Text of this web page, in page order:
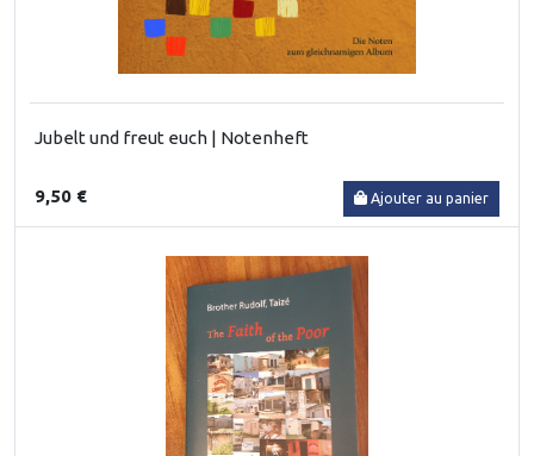
Jubelt und freut euch | Notenheft
9,50 € Ajouter au panier